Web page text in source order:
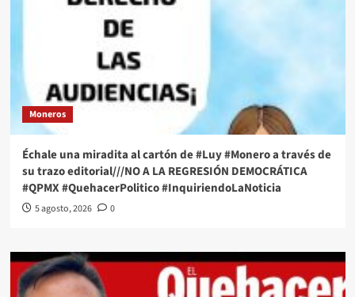
Moneros
Échale una miradita al cartón de #Luy #Monero a través de
su trazo editorial///NO A LA REGRESIÓN DEMOCRÁTICA
#QPMX #QuehacerPolitico #InquiriendoLaNoticia
5 agosto, 2026 0